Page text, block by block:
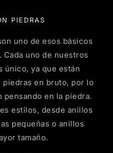
PIEDRAS
uno de esos básicos
uno de nuestros
único, ya que están
piedras en bruto, por lo
en la piedra.
estilos, desde anillos
pequeñas o anillos
tamaño.